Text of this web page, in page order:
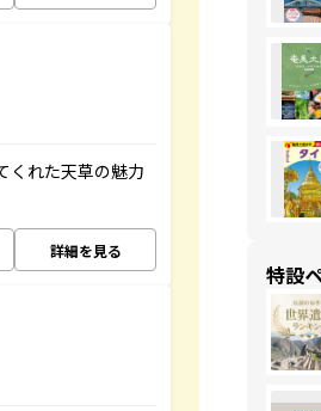
くれた天草の魅力
詳細を見る
特設